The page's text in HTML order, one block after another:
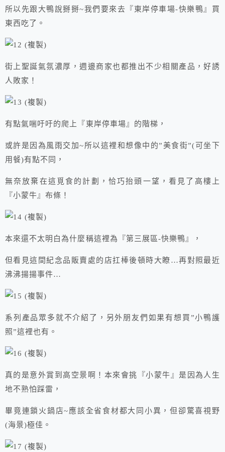
所以先跟大鴨說掰掰~我們要來去『東岸停車場-快樂鴨』買
東西吃了。
街上聖誕氣氛濃厚，週邊商家也都推出不少相關產品，好誘
人敗家！
有點氣喘吁吁的爬上『東岸停車場』的階梯，
或許是因為風雨交加~所以這裡和想像中的”美食街”(可坐下
用餐)有點不同，
無奈放棄在這覓食的計劃，恰巧抬頭一望，看見了高樓上
『小蒙牛』布條！
本來還不太明白為什麼稱這裡為『第三展區-快樂鴨』，
但看見這間紀念品販賣處的店扛棒後頓時大瞭…再對照最近
沸沸揚揚事件…
系列產品眾多就不介紹了，另外朋友們如果有想買”小鴨護
照”這裡也有。
真的是意外賞到高空景啊！本來會挑『小蒙牛』是因為人生
地不熟怕踩雷，
畢竟連鎖火鍋店~應該全省食材都大同小異，但卻驚喜視野
(海景)極佳。